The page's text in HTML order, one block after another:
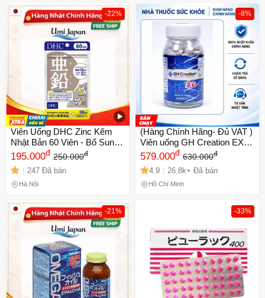
-22%
Viên Uống DHC Zinc Kẽm
Nhật Bản 60 Viên - Bổ Sung
Kẽm Tăng Cường Sức Khỏe
và Miễn Dịch, Hỗ Trợ Chăm
Sóc Da Tóc
195.000đ 250.000đ
247 Đã bán
Hà Nội
-8%
(Hàng Chính Hãng- Đủ VAT )
Viên uống GH Creation EX+
tăng chiều cao chính hãng
Nhật Bản - Hỗ trợ phát triển
chiều cao cho đối tượng từ 4-
30 tuổi
579.000đ 630.000đ
4.9 26.8k+ Đã bán
Hồ Chí Minh
-21% -33%